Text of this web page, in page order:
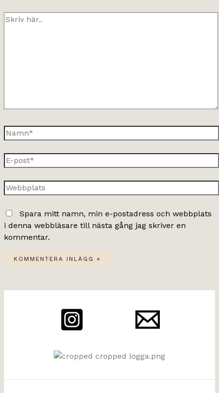
Skriv
Namn*
E-
post*
Webbplats
Spara mitt namn, min e-postadress och webbplats
i denna webbläsare till nästa gång jag skriver en
kommentar.